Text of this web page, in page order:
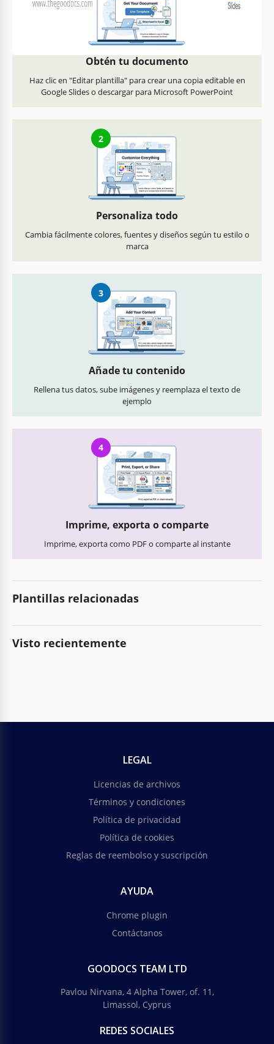
Obtén tu documento
Haz clic en "Editar plantilla" para crear una copia editable en
Google Slides o descargar para Microsoft PowerPoint
2
Personaliza todo
Cambia fácilmente colores, fuentes y diseños según tu estilo o
marca
3
Añade tu contenido
Rellena tus datos, sube imágenes y reemplaza el texto de
ejemplo
4
Imprime, exporta o comparte
Imprime, exporta como PDF o comparte al instante
Plantillas relacionadas
Visto recientemente
LEGAL
Licencias de archivos
Términos y condiciones
Política de privacidad
Política de cookies
Reglas de reembolso y suscripción
AYUDA
Chrome plugin
Contáctanos
GOODOCS TEAM LTD
Pavlou Nirvana, 4 Alpha Tower, of. 11,
Limassol, Cyprus
REDES SOCIALES